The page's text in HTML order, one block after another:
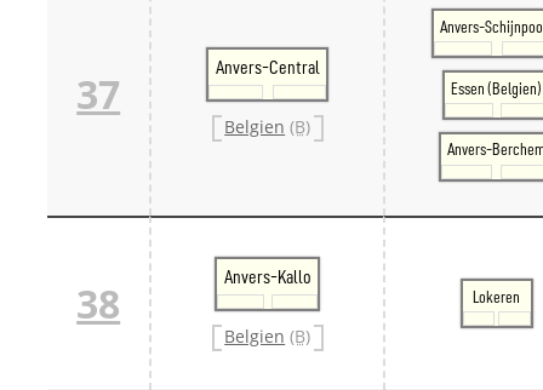
37
Anvers-Central
Belgien (B)
Anvers-
Essen (Belgien)
Anvers-
38
Anvers-Kallo
Belgien (B)
Lokeren